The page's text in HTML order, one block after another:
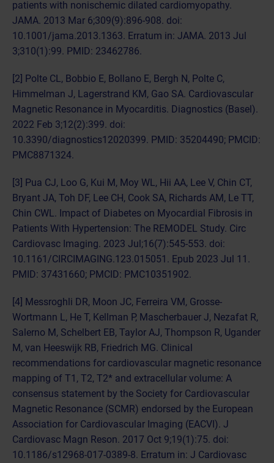
patients with nonischemic dilated cardiomyopathy.
JAMA. 2013 Mar 6;309(9):896-908. doi:
10.1001/jama.2013.1363. Erratum in: JAMA. 2013 Jul
3;310(1):99. PMID: 23462786.
[2] Polte CL, Bobbio E, Bollano E, Bergh N, Polte C,
Himmelman J, Lagerstrand KM, Gao SA. Cardiovascular
Magnetic Resonance in Myocarditis. Diagnostics (Basel).
2022 Feb 3;12(2):399. doi:
10.3390/diagnostics12020399. PMID: 35204490; PMCID:
PMC8871324.
[3] Pua CJ, Loo G, Kui M, Moy WL, Hii AA, Lee V, Chin CT,
Bryant JA, Toh DF, Lee CH, Cook SA, Richards AM, Le TT,
Chin CWL. Impact of Diabetes on Myocardial Fibrosis in
Patients With Hypertension: The REMODEL Study. Circ
Cardiovasc Imaging. 2023 Jul;16(7):545-553. doi:
10.1161/CIRCIMAGING.123.015051. Epub 2023 Jul 11.
PMID: 37431660; PMCID: PMC10351902.
[4] Messroghli DR, Moon JC, Ferreira VM, Grosse-
Wortmann L, He T, Kellman P, Mascherbauer J, Nezafat R,
Salerno M, Schelbert EB, Taylor AJ, Thompson R, Ugander
M, van Heeswijk RB, Friedrich MG. Clinical
recommendations for cardiovascular magnetic resonance
mapping of T1, T2, T2* and extracellular volume: A
consensus statement by the Society for Cardiovascular
Magnetic Resonance (SCMR) endorsed by the European
Association for Cardiovascular Imaging (EACVI). J
Cardiovasc Magn Reson. 2017 Oct 9;19(1):75. doi:
10.1186/s12968-017-0389-8. Erratum in: J Cardiovasc